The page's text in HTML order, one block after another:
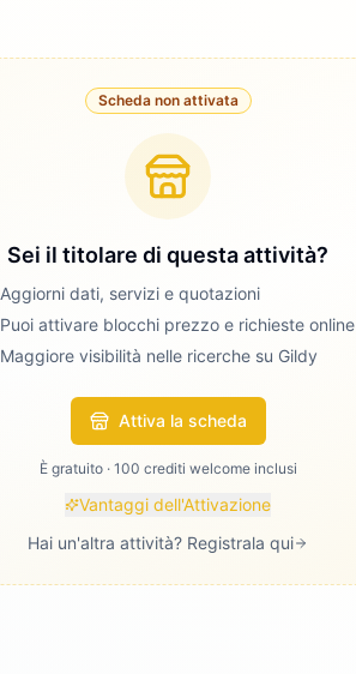
Scheda non attivata
Sei il titolare di questa attività?
Aggiorni dati, servizi e quotazioni
Puoi attivare blocchi prezzo e richieste online
Maggiore visibilità nelle ricerche su Gildy
Attiva la scheda
È gratuito · 100 crediti welcome inclusi
Vantaggi dell'Attivazione
Hai un'altra attività? Registrala qui